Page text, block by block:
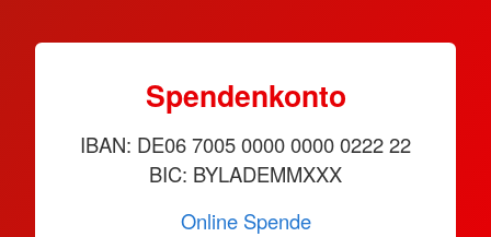
Spendenkonto
IBAN: DE06 7005 0000 0000 0222 22
BIC: BYLADEMMXXX
Online Spende